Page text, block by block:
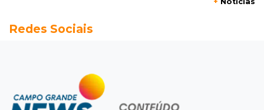
Semana cultural reúne grandes nomes da
O terrorismo começa pela dignidade humana
Redes Sociais